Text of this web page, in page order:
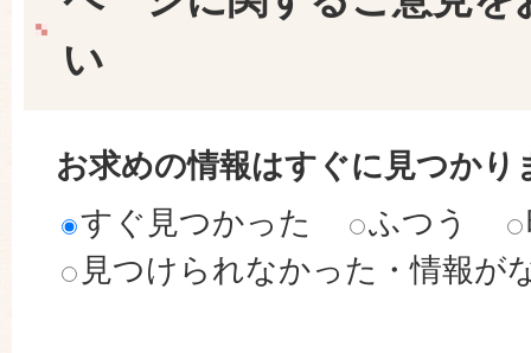
い
お求めの情報はすぐに見つかり
すぐ見つかった
ふつう
見つけられなかった・情報が